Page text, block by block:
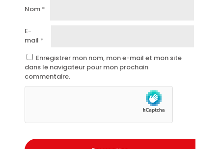
Nom *
E-
mail *
Enregistrer mon nom, mon e-mail et mon site
dans le navigateur pour mon prochain
commentaire.